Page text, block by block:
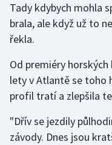
Olympijské hry
Parasport
Plavání
Plážový volejbal
Ragby
Tady kdybych mohla
brala, ale když už to
řekla.
Od premiéry
lety v Atlantě se toho
profil tratí a zlepšila
"Dřív se jezdily
závody. Dnes jsou